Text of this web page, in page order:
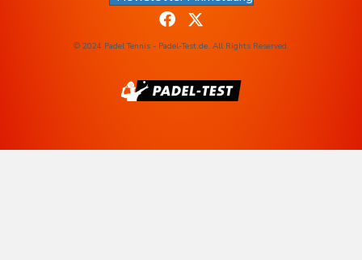
© 2024 Padel Tennis - Padel-Test.de. All Rights Reserved.